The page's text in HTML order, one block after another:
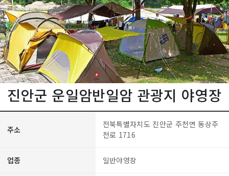
진안군 운일암반일암 관광지 야영장
주소
전북특별자치도 진안군 주천면 동상주
천로 1716
업종 일반야영장